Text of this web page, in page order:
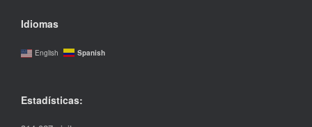
Idiomas
English Spanish
Estadísticas: